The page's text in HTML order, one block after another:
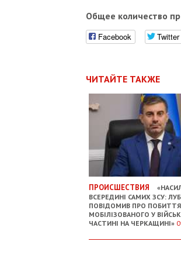
Общее количество
Facebook Twitter
ЧИТАЙТЕ ТАКЖЕ
ПРОИСШЕСТВИЯ
ВСЕРЕДИНІ САМИХ ЗСУ:
ПОВІДОМИВ ПРО ПОБИТТЯ
МОБІЛІЗОВАНОГО У
ЧАСТИНІ НА ЧЕРКАЩИНІ»